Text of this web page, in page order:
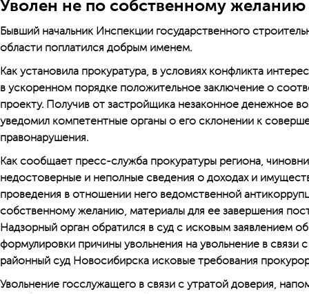
Уволен не по собственному желанию
Бывший начальник Инспекции государственного
области поплатился добрым именем.
Как установила прокуратура, в условиях конфликта
в ускоренном порядке положительное заключение о
проекту. Получив от застройщика незаконное денежное
уведомил компетентные органы о его склонении к
правонарушения.
Как сообщает пресс-служба прокуратуры региона,
недостоверные и неполные сведения о доходах и
проведения в отношении него ведомственной
собственному желанию, материалы для ее завершения
Надзорный орган обратился в суд с исковым заявлением
формулировки причины увольнения на увольнение в связи
районный суд Новосибирска исковые требования
Увольнение госслужащего в связи с утратой доверия,